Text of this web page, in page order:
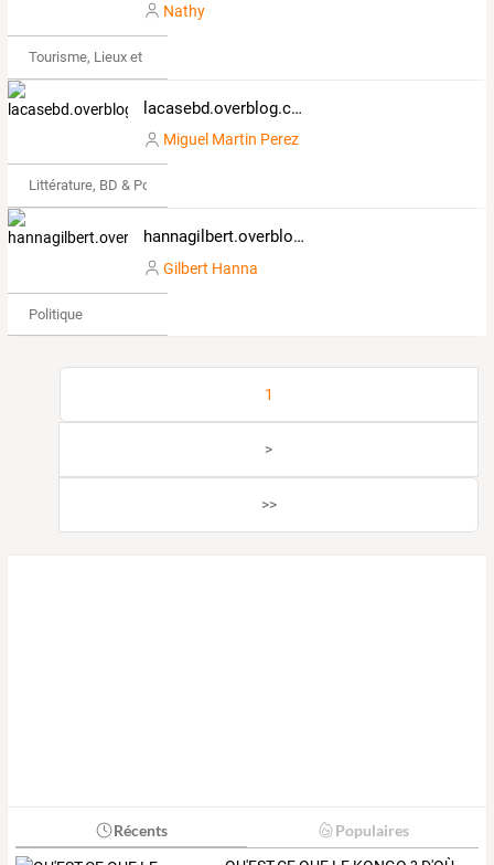
Nathy
Tourisme, Lieux et Événements
lacasebd.overblog.com
Miguel Martin Perez
Littérature, BD & Poésie
hannagilbert.overblog.com
Gilbert Hanna
Politique
1
>
>>
Récents Populaires